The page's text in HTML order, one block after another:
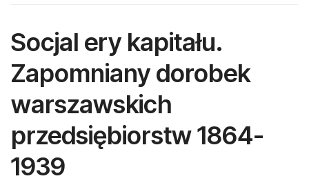
Socjal ery kapitału.
Zapomniany dorobek
warszawskich
przedsiębiorstw 1864-
1939